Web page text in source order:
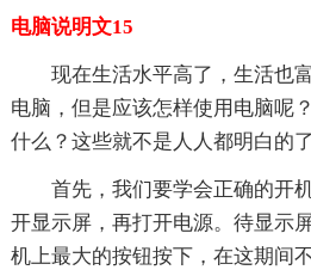
电脑说明文15
现在生活水平高了，生活也富
电脑，但是应该怎样使用电脑呢
什么？这些就不是人人都明白的了
首先，我们要学会正确的开机
开显示屏，再打开电源。待显示
机上最大的按钮按下，在这期间